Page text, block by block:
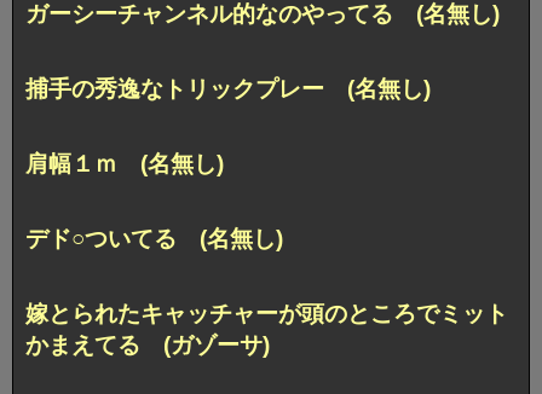
ガーシーチャンネル的なのやってる (名無し)
捕手の秀逸なトリックプレー (名無し)
肩幅１ｍ (名無し)
デド○ついてる (名無し)
嫁とられたキャッチャーが頭のところでミット
かまえてる (ガゾーサ)